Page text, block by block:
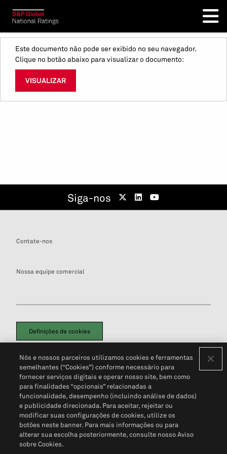
Este documento não pode ser exibido no seu navegador.
Clique no botão abaixo para visualizar o documento:
VISUALIZAR
Siga-nos
Contate-nos
Nossa equipe comercial
Definições de cookies
Política de PrivacidadePortal de privacidade do cliente (em inglês)
Não Venda Minhas Informações Pessoais© 2026 S&P Global
Nós e nossos parceiros utilizamos cookies e ferramentas
semelhantes (“Cookies”) conforme necessário para
fornecer serviços digitais e operar nosso site, bem como
para finalidades “opcionais” relacionadas a
funcionalidade, desempenho (incluindo análise de dados)
e publicidade direcionada. Para aceitar, rejeitar ou
modificar suas configurações de cookies, utilize os
botões neste banner. Para mais informações ou para
alterar sua escolha posteriormente, consulte nosso Aviso
sobre Cookies.